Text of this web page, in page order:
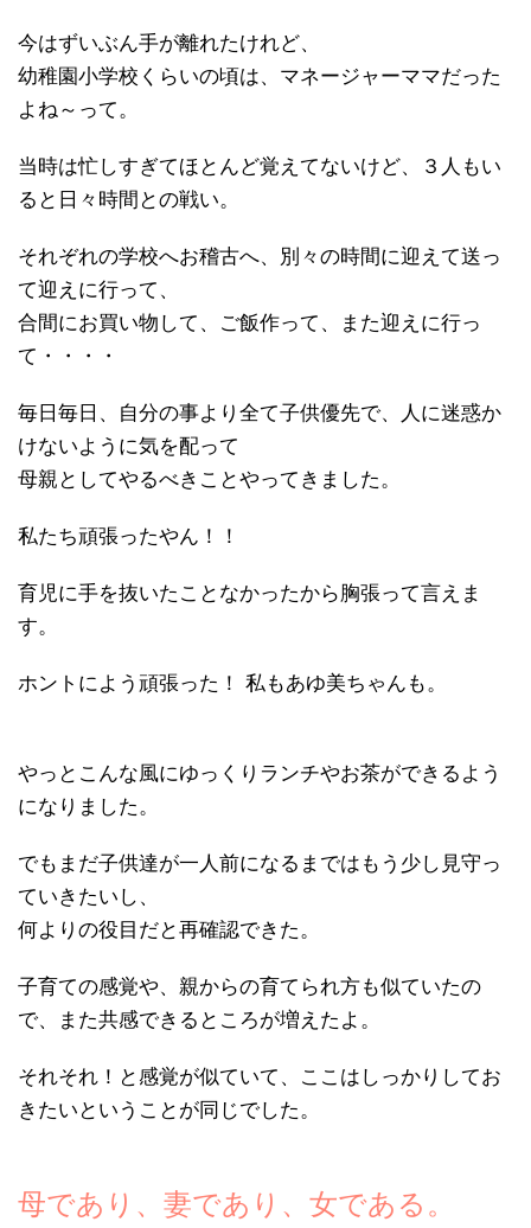
今はずいぶん手が離れたけれど、
幼稚園小学校くらいの頃は、マネージャーママだった
よね～って。
当時は忙しすぎてほとんど覚えてないけど、３人もい
ると日々時間との戦い。
それぞれの学校へお稽古へ、別々の時間に迎えて送っ
て迎えに行って、
合間にお買い物して、ご飯作って、また迎えに行っ
て・・・・
毎日毎日、自分の事より全て子供優先で、人に迷惑か
けないように気を配って
母親としてやるべきことやってきました。
私たち頑張ったやん！！
育児に手を抜いたことなかったから胸張って言えま
す。
ホントによう頑張った！ 私もあゆ美ちゃんも。
やっとこんな風にゆっくりランチやお茶ができるよう
になりました。
でもまだ子供達が一人前になるまではもう少し見守っ
ていきたいし、
何よりの役目だと再確認できた。
子育ての感覚や、親からの育てられ方も似ていたの
で、また共感できるところが増えたよ。
それそれ！と感覚が似ていて、ここはしっかりしてお
きたいということが同じでした。
母であり、妻であり、女である。